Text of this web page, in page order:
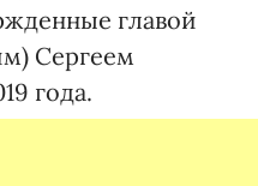
главой
Сергеем
года.